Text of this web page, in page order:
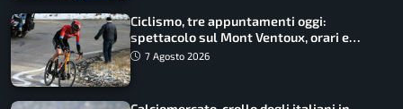
Ciclismo, tre appuntamenti oggi:
spettacolo sul Mont Ventoux, orari e
come vederli
7 Agosto 2026